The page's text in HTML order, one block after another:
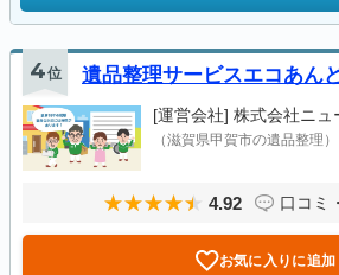
4位 遺品整理サービスエコあん
[運営会社] 株式会社ニュ
（滋賀県甲賀市の遺品整理）
4.92 口コミ
お気に入りに追加